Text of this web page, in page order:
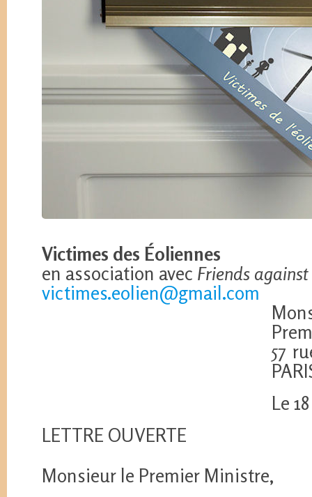
Victimes des Éoliennes
en association avec Friends
victimes.eolien@gmail.com
57
Le
LETTRE OUVERTE
Monsieur le Premier Ministre,